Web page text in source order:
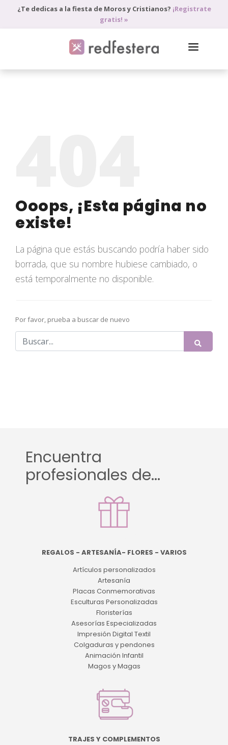
¿Te dedicas a la fiesta de Moros y Cristianos? ¡Registrate
gratis! »
Ooops, ¡Esta página no
existe!
La página que estás buscando podría haber sido
borrada, que su nombre hubiese cambiado, o
está temporalmente no disponible.
Por favor, prueba a buscar de nuevo
Encuentra
profesionales de...
REGALOS - ARTESANÍA- FLORES - VARIOS
Artículos personalizados
Artesanía
Placas Conmemorativas
Esculturas Personalizadas
Floristerías
Asesorías Especializadas
Impresión Digital Textil
Colgaduras y pendones
Animación Infantil
Magos y Magas
TRAJES Y COMPLEMENTOS